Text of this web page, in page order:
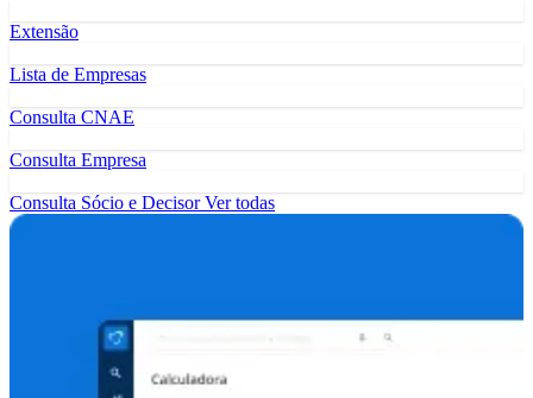
Extensão
Lista de Empresas
Consulta CNAE
Consulta Empresa
Consulta Sócio e DecisorVer todas